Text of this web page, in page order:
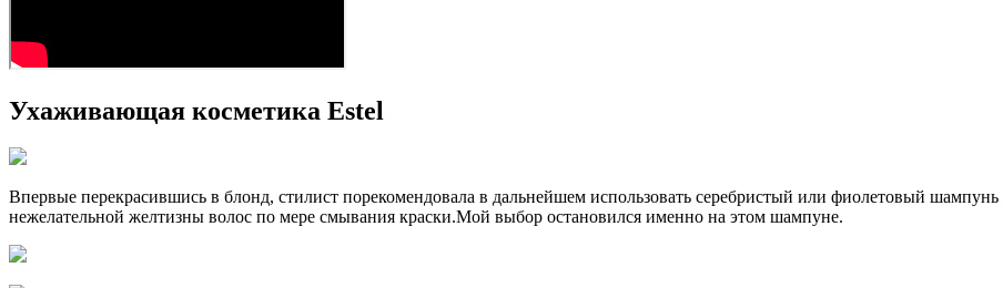
Ухаживающая косметика Estel
Впервые перекрасившись в блонд, стилист порекомендовала в дальнейшем использовать серебристый или фиолетовый
нежелательной желтизны волос по мере смывания краски.Мой выбор остановился именно на этом шампуне.